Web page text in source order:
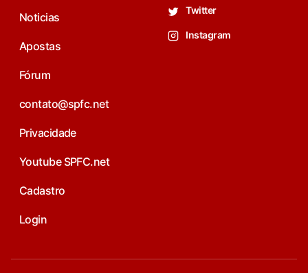
Noticias
Apostas
Fórum
contato@spfc.net
Privacidade
Youtube SPFC.net
Cadastro
Login
Twitter
Instagram